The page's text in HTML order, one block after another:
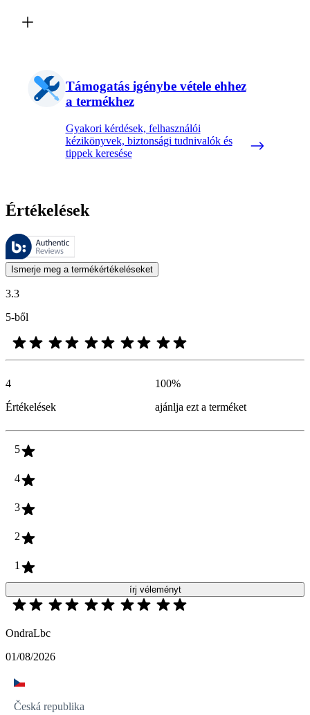
Támogatás igénybe vétele ehhez
a termékhez
Gyakori kérdések, felhasználói
kézikönyvek, biztonsági tudnivalók és
tippek keresése
Értékelések
Ezeket az értékeléseket a Bazaarvoice kezeli, és megfelelnek a
A termékbesorolás és csillagos besorolás formájában kifejezett
Ismerje meg a termékértékeléseket
3.3
5-ből
4
Értékelések
100%
ajánlja ezt a terméket
5
4
3
2
1
írj véleményt
OndraLbc
01/08/2026
Česká republika